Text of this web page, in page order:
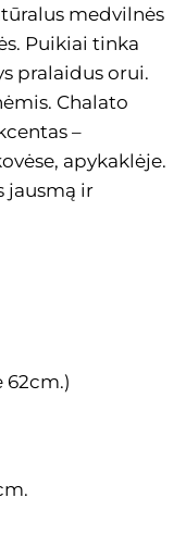
medvilnės
Puikiai tinka
pralaidus orui.
Chalato
–
apykaklėje.
jausmą ir
62cm.)